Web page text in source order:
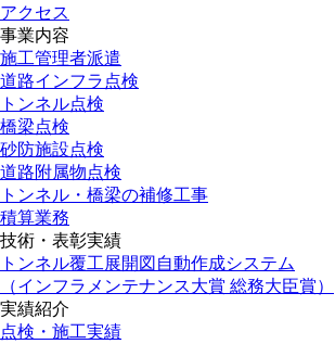
アクセス
事業内容
施工管理者派遣
道路インフラ点検
トンネル点検
橋梁点検
砂防施設点検
道路附属物点検
トンネル・橋梁の補修工事
積算業務
技術・表彰実績
トンネル覆工展開図自動作成システム
（インフラメンテナンス大賞 総務大臣賞）
実績紹介
点検・施工実績